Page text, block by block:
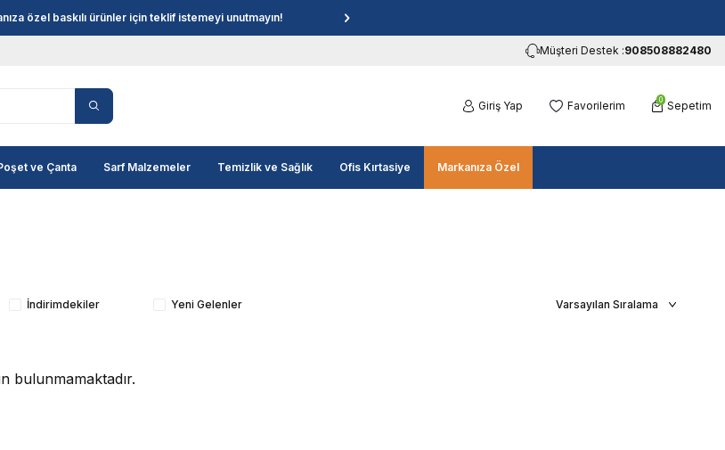
özel baskılı ürünler için teklif istemeyi unutmayın!
Müşteri Destek :908508882480
Giriş Yap Favorilerim 0 Sepetim
ve Çanta Sarf Malzemeler Temizlik ve Sağlık Ofis Kırtasiye Markanıza Özel
İndirimdekiler Yeni Gelenler
bulunmamaktadır.